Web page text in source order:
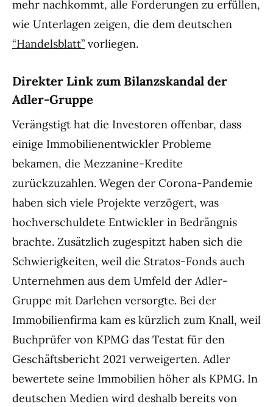
mehr nachkommt, alle Forderungen zu erfüllen,
wie Unterlagen zeigen, die dem deutschen
“Handelsblatt” vorliegen.
Direkter Link zum Bilanzskandal der
Adler-Gruppe
Verängstigt hat die Investoren offenbar, dass
einige Immobilienentwickler Probleme
bekamen, die Mezzanine-Kredite
zurückzuzahlen. Wegen der Corona-Pandemie
haben sich viele Projekte verzögert, was
hochverschuldete Entwickler in Bedrängnis
brachte. Zusätzlich zugespitzt haben sich die
Schwierigkeiten, weil die Stratos-Fonds auch
Unternehmen aus dem Umfeld der Adler-
Gruppe mit Darlehen versorgte. Bei der
Immobilienfirma kam es kürzlich zum Knall, weil
Buchprüfer von KPMG das Testat für den
Geschäftsbericht 2021 verweigerten. Adler
bewertete seine Immobilien höher als KPMG. In
deutschen Medien wird deshalb bereits von